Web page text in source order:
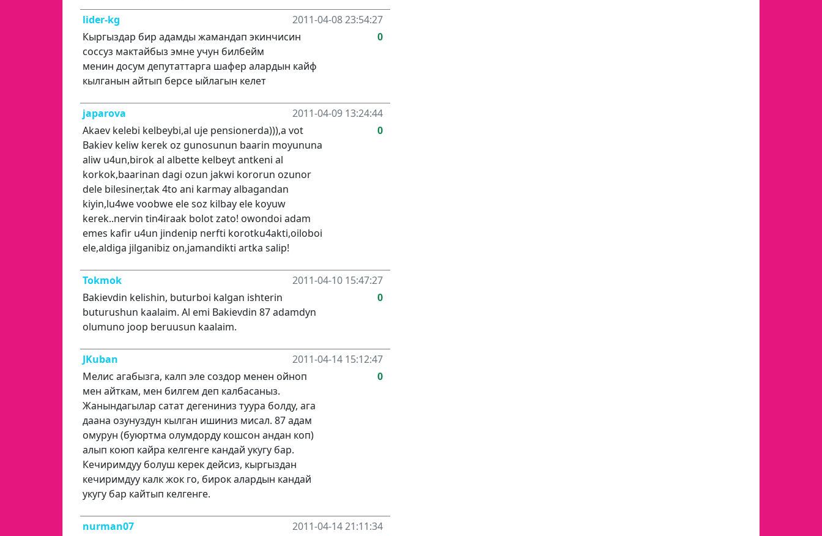
lider-kg
2011-04-08 23:54:27
Кыргыздар бир адамды жамандап экинчисин
соссуз мактайбыз эмне учун билбейм
менин досум депутаттарга шафер алардын кайф
кылганын айтып берсе ыйлагын келет
0
japarova
2011-04-09 13:24:44
Akaev kelebi kelbeybi,al uje pensionerda))),a vot
Bakiev keliw kerek oz gunosunun baarin moyununa
aliw u4un,birok al albette kelbeyt antkeni al
korkok,baarinan dagi ozun jakwi kororun ozunor
dele bilesiner,tak 4to ani karmay albagandan
kiyin,lu4we voobwe ele soz kilbay ele koyuw
kerek..nervin tin4iraak bolot zato! owondoi adam
emes kafir u4un jindenip nerfti korotku4akti,oiloboi
ele,aldiga jilganibiz on,jamandikti artka salip!
0
Tokmok
2011-04-10 15:47:27
Bakievdin kelishin, buturboi kalgan ishterin
buturushun kaalaim. Al emi Bakievdin 87 adamdyn
olumuno joop beruusun kaalaim.
0
JKuban
2011-04-14 15:12:47
Мелис агабызга, калп эле создор менен ойноп
мен айткам, мен билгем деп калбасаныз.
Жанындагылар сатат дегениниз туура болду, ага
даана озунуздун кылган ишиниз мисал. 87 адам
омурун (буюртма олумдорду кошсон андан коп)
алып коюп кайра келгенге кандай укугу бар.
Кечиримдуу болуш керек дейсиз, кыргыздан
кечиримдуу калк жок го, бирок алардын кандай
укугу бар кайтып келгенге.
0
nurman07
2011-04-14 21:11:34